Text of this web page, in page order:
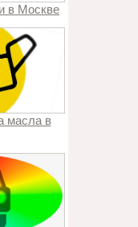
в Москве
масла в